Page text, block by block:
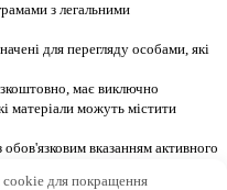
з легальними
для перегляду особами, які
має виключно
матеріали можуть містити
вказанням активного
для покращення